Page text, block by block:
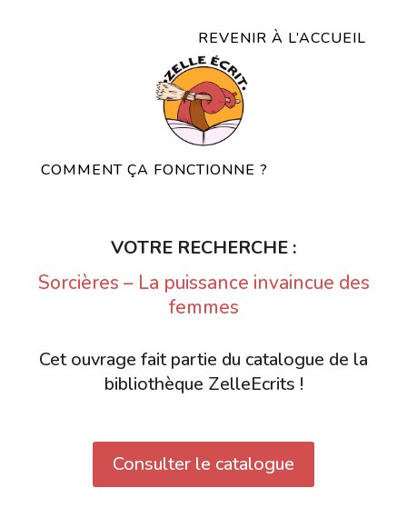
REVENIR À L’ACCUEIL
COMMENT ÇA FONCTIONNE ?
VOTRE RECHERCHE :
Sorcières – La puissance invaincue des
femmes
Cet ouvrage fait partie du catalogue de la
bibliothèque ZelleEcrits !
Consulter le catalogue